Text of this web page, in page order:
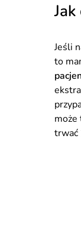
Jeśli
to
może
trwać